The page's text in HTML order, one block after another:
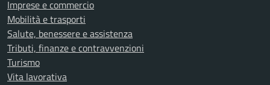
Imprese e commercio
Mobilità e trasporti
Salute, benessere e assistenza
Tributi, finanze e contravvenzioni
Turismo
Vita lavorativa